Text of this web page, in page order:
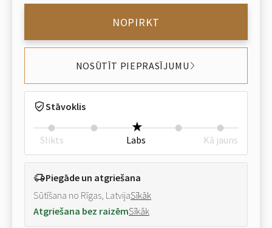
NOPIRKT
NOSŪTĪT PIEPRASĪJUMU
Stāvoklis
Slikts Labs Kā jauns
Piegāde un atgriešana
Sūtīšana no Rīgas, LatvijaSīkāk
Atgriešana bez raizēmSīkāk